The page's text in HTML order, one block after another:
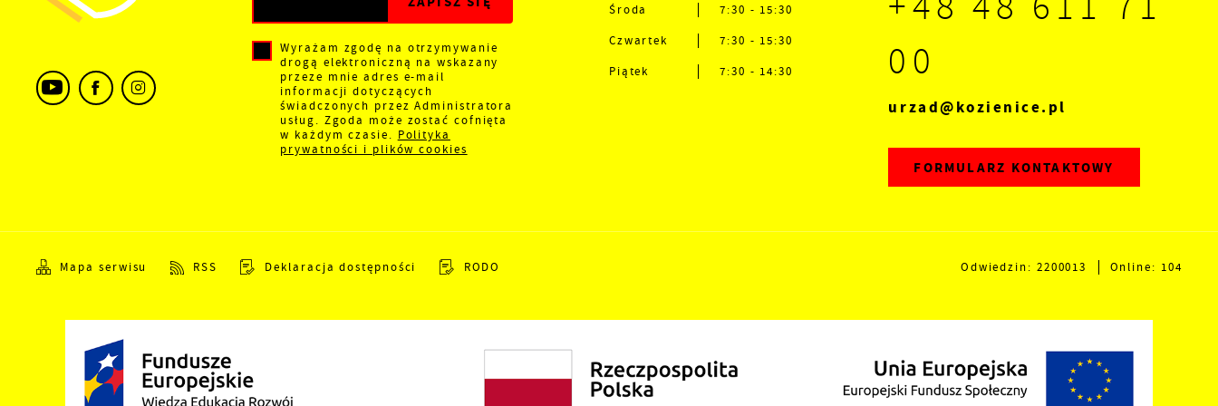
Wyrażam zgodę na otrzymywanie
drogą elektroniczną na wskazany
przeze mnie adres e-mail
informacji dotyczących
świadczonych przez Administratora
usług. Zgoda może zostać cofnięta
w każdym czasie. Polityka
prywatności i plików cookies
Środa 7:30 - 15:30
Czwartek 7:30 - 15:30
Piątek 7:30 - 14:30
00
urzad@kozienice.pl
FORMULARZ KONTAKTOWY
Mapa serwisu RSS Deklaracja dostępności RODO Odwiedzin: 2200013 Online: 104
społecznościowych.